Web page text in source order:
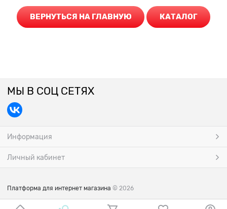
ВЕРНУТЬСЯ НА ГЛАВНУЮ КАТАЛОГ
МЫ В СОЦ СЕТЯХ
Информация
Личный кабинет
Платформа для интернет магазина © 2026